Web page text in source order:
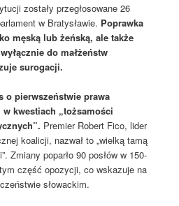
zostały przegłosowane 26
w Bratysławie. Poprawka
męską lub żeńską, ale także
do małżeństw
surogacji.
o pierwszeństwie prawa
kwestiach „tożsamości
Premier Robert Fico, lider
koalicji, nazwał to „wielką tamą
Zmiany poparło 90 posłów w 150-
część opozycji, co wskazuje na
słowackim.